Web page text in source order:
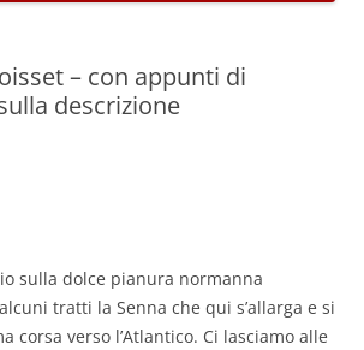
– con appunti di
descrizione
sulla dolce pianura normanna
tratti la Senna che qui s’allarga e si
corsa verso l’Atlantico. Ci lasciamo alle